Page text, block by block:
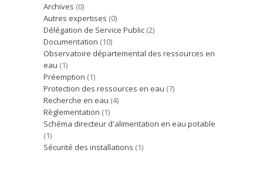
Archives (0)
Autres expertises (0)
Délégation de Service Public (2)
Documentation (10)
Observatoire départemental des ressources en
eau (1)
Préemption (1)
Protection des ressources en eau (7)
Recherche en eau (4)
Règlementation (1)
Schéma directeur d'alimentation en eau potable
(1)
Sécurité des installations (1)